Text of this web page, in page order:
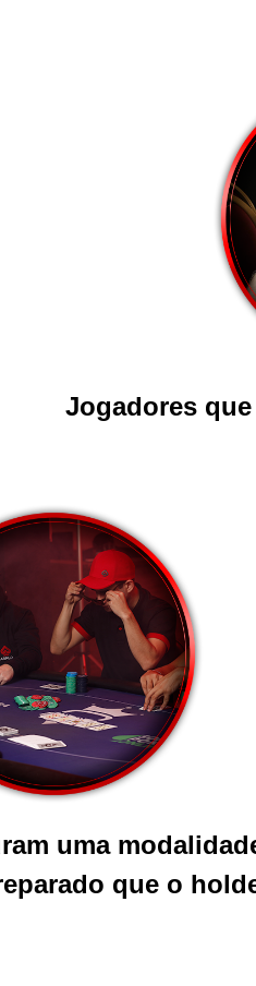
Jogadores
uma
que o